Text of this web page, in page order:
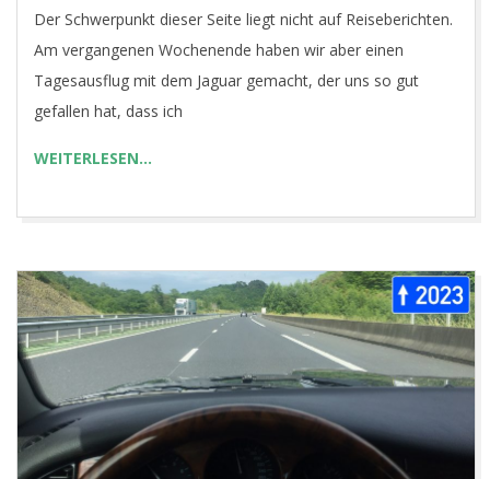
07
Der Schwerpunkt dieser Seite liegt nicht auf Reiseberichten.
Am vergangenen Wochenende haben wir aber einen
Tagesausflug mit dem Jaguar gemacht, der uns so gut
gefallen hat, dass ich
WEITERLESEN…